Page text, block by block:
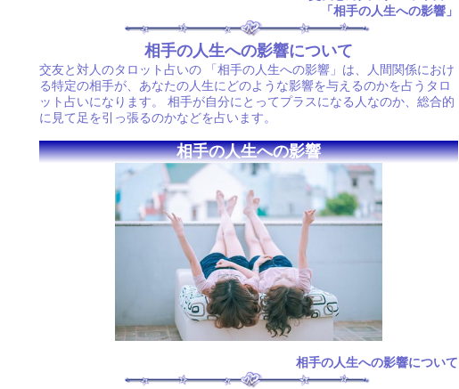
「相手の人生への影響」
相手の人生への影響について
交友と対人のタロット占いの 「相手の人生への影響」は、人間関係におけ
る特定の相手が、あなたの人生にどのような影響を与えるのかを占うタロ
ット占いになります。 相手が自分にとってプラスになる人なのか、総合的
に見て足を引っ張るのかなどを占います。
相手の人生への影響
相手の人生への影響について